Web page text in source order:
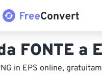
FONTE a
in EPS online,